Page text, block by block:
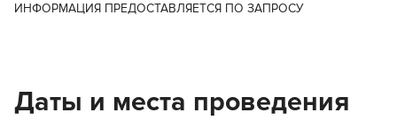
ИНФОРМАЦИЯ ПРЕДОСТАВЛЯЕТСЯ ПО ЗАПРОСУ
Даты и места проведения